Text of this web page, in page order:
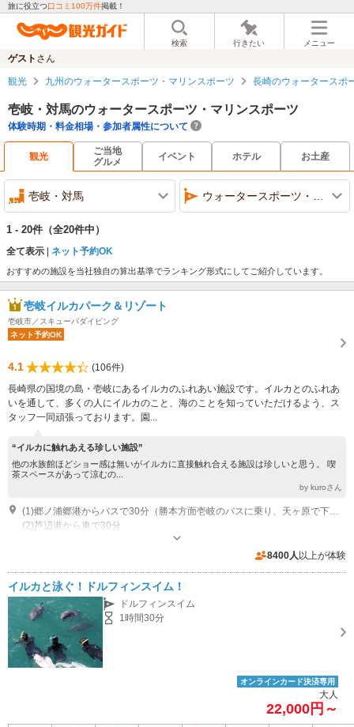
旅に役立つ口コミ100万件掲載！
検索 行きたい メニュー
ゲスト さん
観光 九州のウォータースポーツ・マリンスポーツ 長崎のウォータースポ
壱岐・対馬のウォータースポーツ・マリンスポーツ
体験時期・料金相場・参加者属性について
観光
ご当地
グルメ
イベント ホテル お土産
壱岐・対馬 ウォータースポーツ・マリンスポーツ
1 - 20件 （全20件中）
全て表示 ネット予約OK
おすすめの施設を当社独自の算出基準でランキング形式にしてご紹介しています。
壱岐イルカパーク＆リゾート
壱岐市／スキューバダイビング
ネット予約OK
4.1
(106件)
長崎県の国境の島・壱岐にあるイルカのふれあい施設です。イルカとのふれあ
いを通して、多くの人にイルカのこと、海のことを知っていただけるよう、ス
タッフ一同頑張っております。園...
“イルカに触れあえる珍しい施設”
他の水族館ほどショー感は無いがイルカに直接触れ合える施設は珍しいと思う。 喫
茶スペースがあって涼むの...
by kuroさん
(2)芦辺港から車で30分
営業時間：9:30～17:30（最終入園16:30） 年中無休 その他：パンケーキ
ラストオーダー 16:00 / ドリンク、一部フードラストオーダー 16:30
8400人 以上が体験
イルカと泳ぐ！ドルフィンスイム！
ドルフィンスイム
1時間30分
オンラインカード決済専用
大人
22,000円～